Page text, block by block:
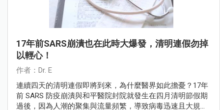
17年前SARS崩潰也在此時大爆發，清明連假勿掉
以輕心！
作者：Dr. E
連續四天的清明連假即將到來，為什麼醫界如此擔憂？17年
前 SARS 防疫崩潰與和平醫院封院就發生在四月清明節假期
過後，因為人潮的聚集與流量頻繁，導致病毒迅速且大規模